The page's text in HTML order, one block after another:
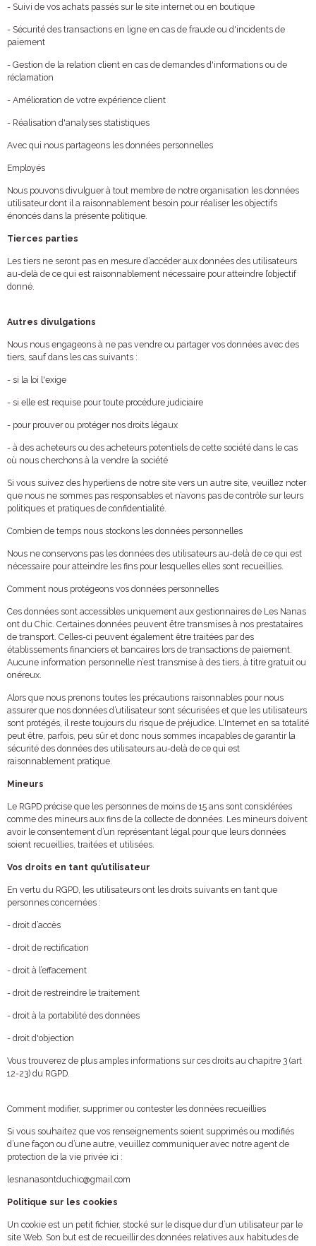
- Suivi de vos achats passés sur le site internet ou en boutique
- Sécurité des transactions en ligne en cas de fraude ou d'incidents de
paiement
- Gestion de la relation client en cas de demandes d'informations ou de
réclamation
- Amélioration de votre expérience client
- Réalisation d'analyses statistiques
Avec qui nous partageons les données personnelles
Employés
Nous pouvons divulguer à tout membre de notre organisation les données
utilisateur dont il a raisonnablement besoin pour réaliser les objectifs
énoncés dans la présente politique.
Tierces parties
Les tiers ne seront pas en mesure d’accéder aux données des utilisateurs
au-delà de ce qui est raisonnablement nécessaire pour atteindre l’objectif
donné.
Autres divulgations
Nous nous engageons à ne pas vendre ou partager vos données avec des
tiers, sauf dans les cas suivants :
- si la loi l'exige
- si elle est requise pour toute procédure judiciaire
- pour prouver ou protéger nos droits légaux
- à des acheteurs ou des acheteurs potentiels de cette société dans le cas
où nous cherchons à la vendre la société
Si vous suivez des hyperliens de notre site vers un autre site, veuillez noter
que nous ne sommes pas responsables et n’avons pas de contrôle sur leurs
politiques et pratiques de confidentialité.
Combien de temps nous stockons les données personnelles
Nous ne conservons pas les données des utilisateurs au-delà de ce qui est
nécessaire pour atteindre les fins pour lesquelles elles sont recueillies.
Comment nous protégeons vos données personnelles
Ces données sont accessibles uniquement aux gestionnaires de Les Nanas
ont du Chic. Certaines données peuvent être transmises à nos prestataires
de transport. Celles-ci peuvent également être traitées par des
établissements financiers et bancaires lors de transactions de paiement.
Aucune information personnelle n’est transmise à des tiers, à titre gratuit ou
onéreux.
Alors que nous prenons toutes les précautions raisonnables pour nous
assurer que nos données d’utilisateur sont sécurisées et que les utilisateurs
sont protégés, il reste toujours du risque de préjudice. L’Internet en sa totalité
peut être, parfois, peu sûr et donc nous sommes incapables de garantir la
sécurité des données des utilisateurs au-delà de ce qui est
raisonnablement pratique.
Mineurs
Le RGPD précise que les personnes de moins de 15 ans sont considérées
comme des mineurs aux fins de la collecte de données. Les mineurs doivent
avoir le consentement d’un représentant légal pour que leurs données
soient recueillies, traitées et utilisées.
Vos droits en tant qu’utilisateur
En vertu du RGPD, les utilisateurs ont les droits suivants en tant que
personnes concernées :
- droit d’accès
- droit de rectification
- droit à l’effacement
- droit de restreindre le traitement
- droit à la portabilité des données
- droit d'objection
Vous trouverez de plus amples informations sur ces droits au chapitre 3 (art
12-23) du RGPD.
Comment modifier, supprimer ou contester les données recueillies
Si vous souhaitez que vos renseignements soient supprimés ou modifiés
d’une façon ou d’une autre, veuillez communiquer avec notre agent de
protection de la vie privée ici :
lesnanasontduchic@gmail.com
Politique sur les cookies
Un cookie est un petit fichier, stocké sur le disque dur d’un utilisateur par le
site Web. Son but est de recueillir des données relatives aux habitudes de